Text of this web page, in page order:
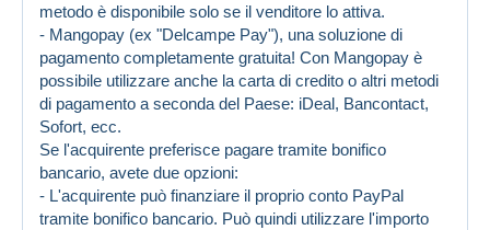
metodo è disponibile solo se il venditore lo attiva.
- Mangopay (ex "Delcampe Pay"), una soluzione di
pagamento completamente gratuita! Con Mangopay è
possibile utilizzare anche la carta di credito o altri metodi
di pagamento a seconda del Paese: iDeal, Bancontact,
Sofort, ecc.
Se l'acquirente preferisce pagare tramite bonifico
bancario, avete due opzioni:
- L'acquirente può finanziare il proprio conto PayPal
tramite bonifico bancario. Può quindi utilizzare l'importo